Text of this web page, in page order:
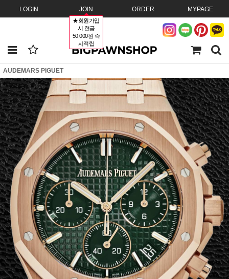
LOGIN JOIN
★회원가입
시 현금
50,000원 즉
시적립
ORDER MYPAGE
AUDEMARS PIGUET